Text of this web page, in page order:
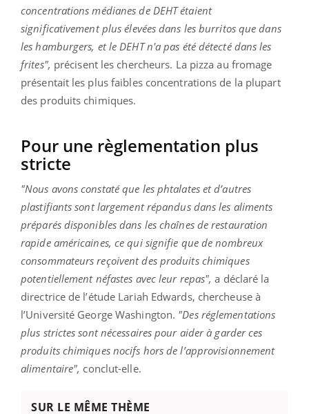
concentrations médianes de DEHT étaient
significativement plus élevées dans les burritos que dans
les hamburgers, et le DEHT n'a pas été détecté dans les
frites", précisent les chercheurs. La pizza au fromage
présentait les plus faibles concentrations de la plupart
des produits chimiques.
Pour une règlementation plus
stricte
"Nous avons constaté que les phtalates et d’autres
plastifiants sont largement répandus dans les aliments
préparés disponibles dans les chaînes de restauration
rapide américaines, ce qui signifie que de nombreux
consommateurs reçoivent des produits chimiques
potentiellement néfastes avec leur repas", a déclaré la
directrice de l’étude Lariah Edwards, chercheuse à
l’Université George Washington. "Des réglementations
plus strictes sont nécessaires pour aider à garder ces
produits chimiques nocifs hors de l’approvisionnement
alimentaire", conclut-elle.
SUR LE MÊME THÈME